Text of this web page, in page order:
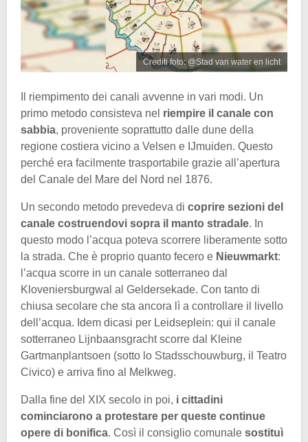
Crediti foto: @Stad van water en licht
Il riempimento dei canali avvenne in vari modi. Un
primo metodo consisteva nel riempire il canale con
sabbia, proveniente soprattutto dalle dune della
regione costiera vicino a Velsen e IJmuiden. Questo
perché era facilmente trasportabile grazie all’apertura
del Canale del Mare del Nord nel 1876.
Un secondo metodo prevedeva di coprire sezioni del
canale costruendovi sopra il manto stradale. In
questo modo l’acqua poteva scorrere liberamente sotto
la strada. Che è proprio quanto fecero e Nieuwmarkt:
l’acqua scorre in un canale sotterraneo dal
Kloveniersburgwal al Geldersekade. Con tanto di
chiusa secolare che sta ancora lì a controllare il livello
dell’acqua. Idem dicasi per Leidseplein: qui il canale
sotterraneo Lijnbaansgracht scorre dal Kleine
Gartmanplantsoen (sotto lo Stadsschouwburg, il Teatro
Civico) e arriva fino al Melkweg.
Dalla fine del XIX secolo in poi, i cittadini
cominciarono a protestare per queste continue
opere di bonifica. Così il consiglio comunale sostituì